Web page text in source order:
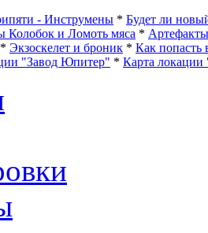
- Инструмены * Будет ли
Колобок и Ломоть мяса * Артефакты
* Экзоскелет и броник * Как попасть
"Завод Юпитер" * Карта